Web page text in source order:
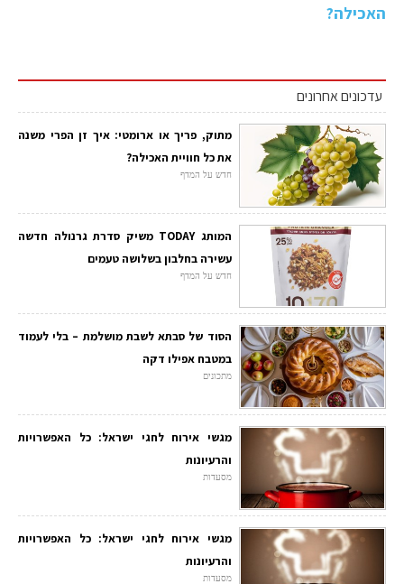
האכילה?
עדכונים אחרונים
מתוק, פריך או ארומטי: איך זן הפרי משנה
את כל חוויית האכילה?
חדש על המדף
המותג TODAY משיק סדרת גרנולה חדשה
עשירה בחלבון בשלושה טעמים
חדש על המדף
הסוד של סבתא לשבת מושלמת – בלי לעמוד
במטבח אפילו דקה
מתכונים
מגשי אירוח לחגי ישראל: כל האפשרויות
והרעיונות
מסעדות
מגשי אירוח לחגי ישראל: כל האפשרויות
והרעיונות
מסעדות